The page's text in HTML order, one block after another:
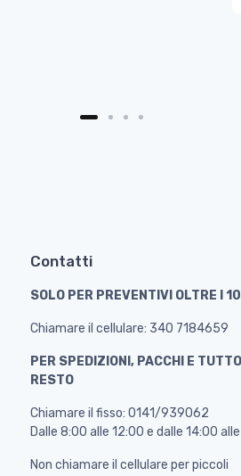
Contatti
SOLO PER PREVENTIVI OLTRE I
Chiamare il cellulare: 340 7184659
PER SPEDIZIONI, PACCHI E
RESTO
Chiamare il fisso: 0141/939062
Dalle 8:00 alle 12:00 e dalle 14:00
Non chiamare il cellulare per piccoli